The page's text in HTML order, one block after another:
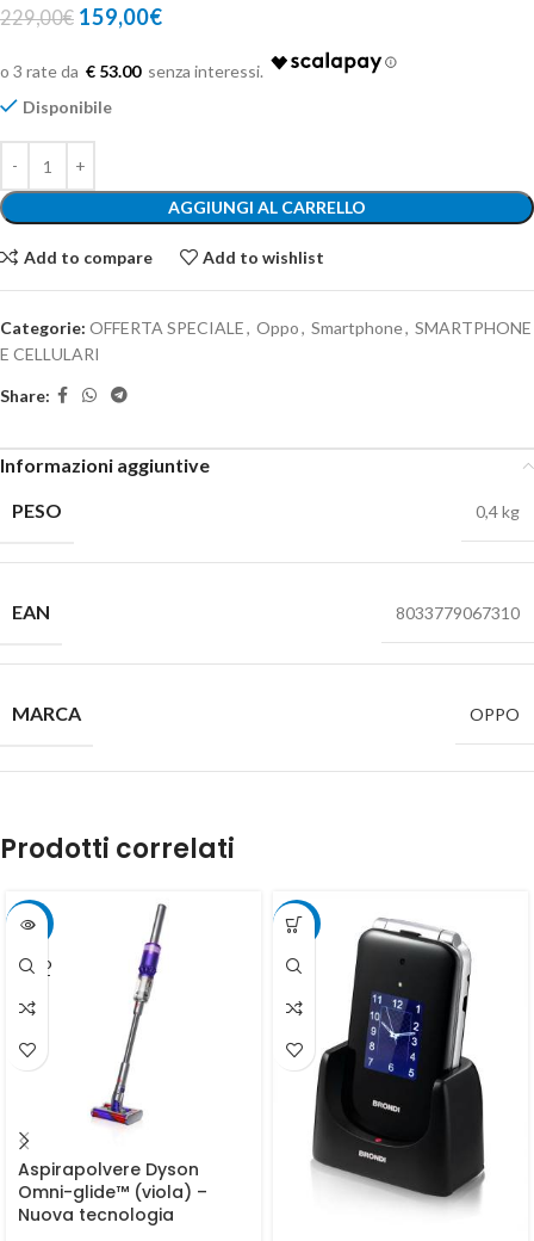
229,00€ 159,00€
€ 53.00
Disponibile
AGGIUNGI AL CARRELLO
Add to compare Add to wishlist
Categorie: OFFERTA SPECIALE, Oppo, Smartphone, SMARTPHONE
E CELLULARI
Share:
Informazioni aggiuntive
PESO
0,4 kg
EAN 8033779067310
MARCA OPPO
Prodotti correlati
-5%
SOLD
OUT
Aspirapolvere Dyson
Omni-glide™ (viola) –
Nuova tecnologia
-20%